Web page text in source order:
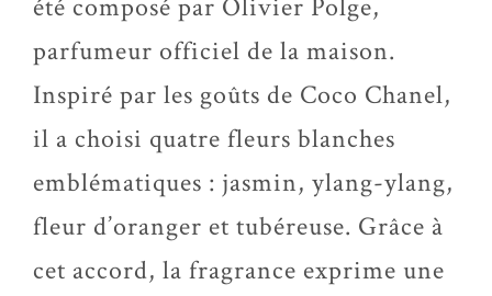
été composé par Olivier Polge,
parfumeur officiel de la maison.
Inspiré par les goûts de Coco Chanel,
il a choisi quatre fleurs blanches
emblématiques : jasmin, ylang-ylang,
fleur d’oranger et tubéreuse. Grâce à
cet accord, la fragrance exprime une